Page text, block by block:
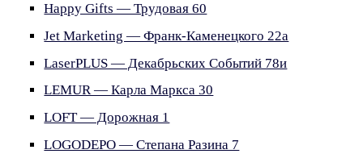
Happy Gifts — Трудовая 60
Jet Marketing — Франк-Каменецкого 22а
LaserPLUS — Декабрьских Событий 78и
LEMUR — Карла Маркса 30
LOFT — Дорожная 1
LOGODEPO — Степана Разина 7